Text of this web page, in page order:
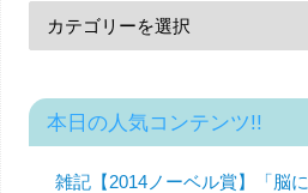
本日の人気コンテンツ!!
雑記【2014ノーベル賞】「脳